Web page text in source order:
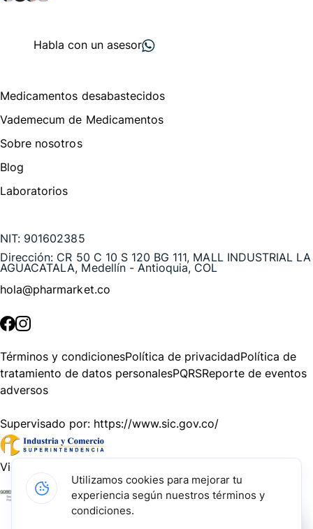
Habla con un asesor
Medicamentos desabastecidos
Vademecum de Medicamentos
Sobre nosotros
Blog
Laboratorios
NIT: 901602385
Dirección: CR 50 C 10 S 120 BG 111, MALL INDUSTRIAL LA
AGUACATALA, Medellín - Antioquia, COL
hola@pharmarket.co
Términos y condicionesPolítica de privacidadPolítica de
tratamiento de datos personalesPQRSReporte de eventos
adversos
Supervisado por: https://www.sic.gov.co/
Vigilado por:
Gracias a nuestros impulsadores, podemos presentarte la
Utilizamos cookies para mejorar tu
experiencia según nuestros términos y
condiciones.